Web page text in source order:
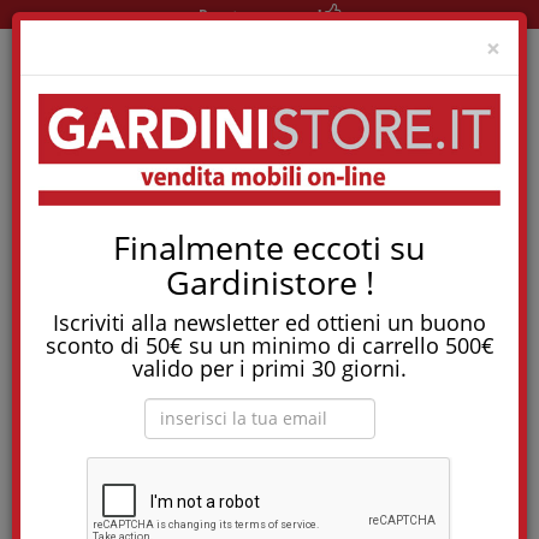
×
Finalmente eccoti su
Gardinistore !
Iscriviti alla newsletter ed ottieni un buono
sconto di 50€ su un minimo di carrello 500€
valido per i primi 30 giorni.
Pronta consegna!
Ti piacerebbe dormire
bene? Scegli un buon
cuscino!
Il cuscino è la parte essenziale per dormire bene, e va scelto